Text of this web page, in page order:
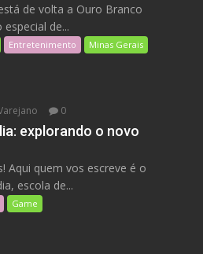
de volta a Ouro Branco
de...
Entretenimento
Minas Gerais
0
explorando o novo
Aqui quem vos escreve é o
escola de...
Game